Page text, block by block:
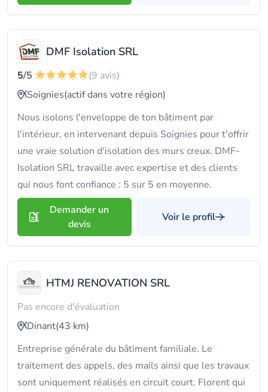
DMF Isolation SRL
5/5
(9 avis)
Soignies(actif dans votre région)
Nous isolons l'enveloppe de ton bâtiment par
l'intérieur, en intervenant depuis Soignies pour t'offrir
une vraie solution d'isolation des murs creux. DMF-
Isolation SRL travaille avec expertise et des clients
qui nous font confiance : 5 sur 5 en moyenne.
Demander un
devis
Voir le profil
HTMJ RENOVATION SRL
Pas encore d'évaluation
Dinant(43 km)
Entreprise générale du bâtiment familiale. Le
traitement des appels, des mails ainsi que les travaux
sont uniquement réalisés en circuit court. Florent qui